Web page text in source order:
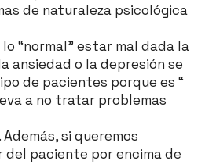
de naturaleza psicológica
“normal” estar mal dada la
ansiedad o la depresión se
de pacientes porque es “
a no tratar problemas
si queremos
paciente por encima de